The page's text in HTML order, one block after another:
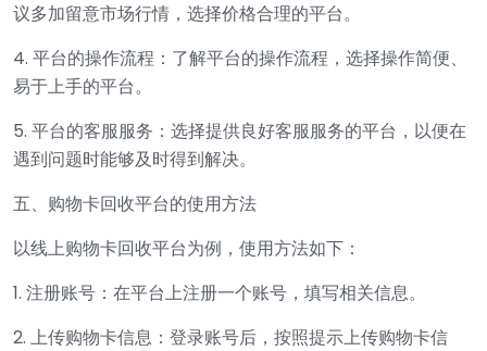
议多加留意市场行情，选择价格合理的平台。
4. 平台的操作流程：了解平台的操作流程，选择操作简便、
易于上手的平台。
5. 平台的客服服务：选择提供良好客服服务的平台，以便在
遇到问题时能够及时得到解决。
五、购物卡回收平台的使用方法
以线上购物卡回收平台为例，使用方法如下：
1. 注册账号：在平台上注册一个账号，填写相关信息。
2. 上传购物卡信息：登录账号后，按照提示上传购物卡信